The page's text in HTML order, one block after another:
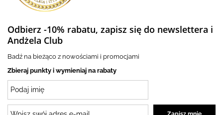
Odbierz -10% rabatu, zapisz się do newslettera i
Andżela Club
Badź na bieżąco z nowościami i promocjami
Zbieraj punkty i wymieniaj na rabaty